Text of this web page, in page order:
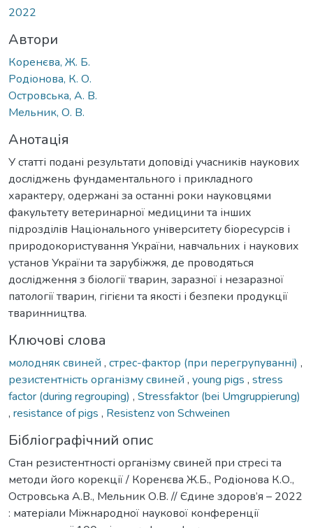
2022
Автори
Коренєва, Ж. Б.
Родіонова, К. О.
Островська, А. В.
Мельник, О. В.
Анотація
У статті подані результати доповіді учасників наукових
досліджень фундаментального і прикладного
характеру, одержані за останні роки науковцями
факультету ветеринарної медицини та інших
підрозділів Національного університету біоресурсів і
природокористування України, навчальних і наукових
установ України та зарубіжжя, де проводяться
дослідження з біології тварин, заразної і незаразної
патології тварин, гігієни та якості і безпеки продукції
тваринництва.
Ключові слова
молодняк свиней , стрес-фактор (при перегрупуванні) ,
резистентність організму свиней , young pigs , stress
factor (during regrouping) , Stressfaktor (bei Umgruppierung)
, resistance of pigs , Resistenz von Schweinen
Бібліографічний опис
Стан резистентності організму свиней при стресі та
методи його корекції / Коренєва Ж.Б., Родіонова К.О.,
Островська А.В., Мельник О.В. // Єдине здоров’я – 2022
: матеріали Міжнародної наукової конференції